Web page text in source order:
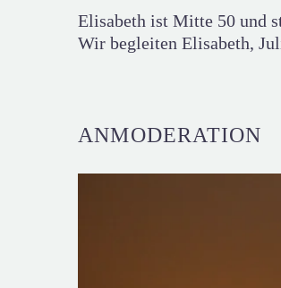
Elisabeth ist Mitte 50 und
Wir begleiten Elisabeth,
ANMODERATION